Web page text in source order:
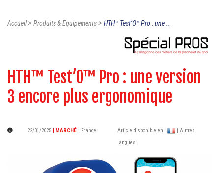
Accueil> Produits & Equipements> HTH™ Test’O™ Pro : une...
HTH™ Test’O™ Pro : une version
3 encore plus ergonomique
22/01/2025 | MARCHÉ : France Article disponible en :
| Autres
langues